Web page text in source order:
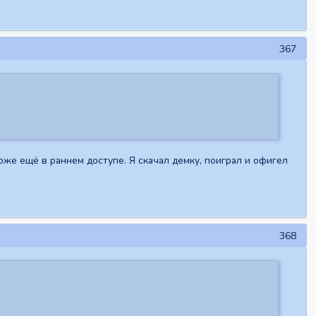
367
ещё в раннем доступе. Я скачал демку, поиграл и офигел
368